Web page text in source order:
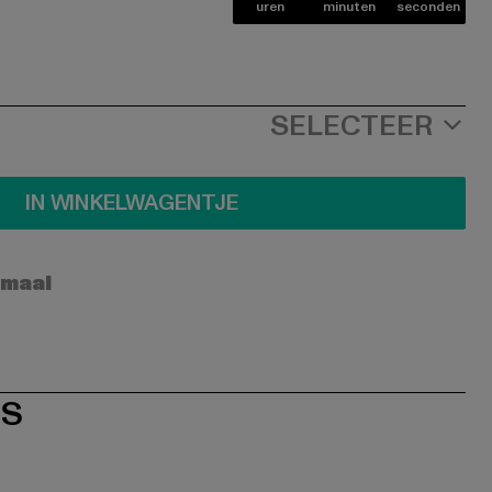
uren minuten seconden
SELECTEER
IN WINKELWAGENTJE